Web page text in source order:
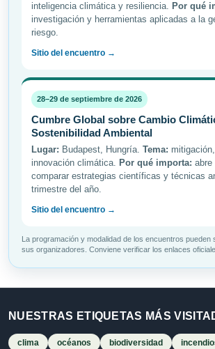
inteligencia climática y resiliencia. Por qué
investigación y herramientas aplicadas a la
riesgo.
Sitio del encuentro →
28–29 de septiembre de 2026
Cumbre Global sobre Cambio
Sostenibilidad Ambiental
Lugar: Budapest, Hungría. Tema:
innovación climática. Por qué importa: abre
comparar estrategias científicas y técnicas
trimestre del año.
Sitio del encuentro →
La programación y modalidad de los encuentros
sus organizadores. Conviene verificar los enlaces
NUESTRAS ETIQUETAS MÁS
clima océanos biodiversidad